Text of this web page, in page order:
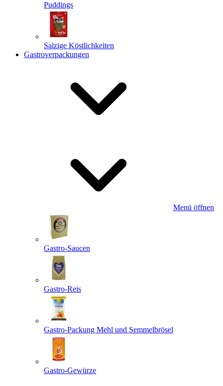
Puddings
Salzige Köstlichkeiten
Gastroverpackungen
Menü öffnen
Gastro-Saucen
Gastro-Reis
Gastro-Packung Mehl und Semmelbrösel
Gastro-Gewürze